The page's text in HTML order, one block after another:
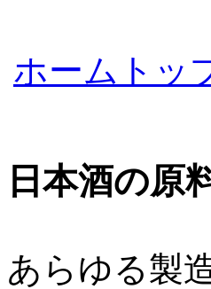
ホームトッ
日本酒の原
あらゆる製